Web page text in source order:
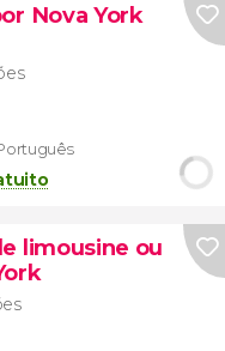
Nova York
limousine ou